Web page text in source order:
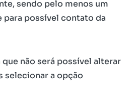
sendo pelo menos um
para possível contato da
que não será possível alterar
selecionar a opção